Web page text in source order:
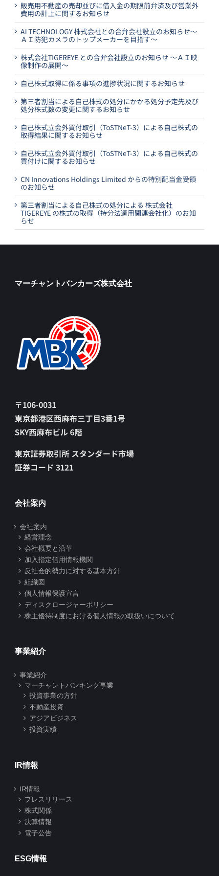
販売用不動産の売却並びに借入金の期限前弁済及び営業外
費用の計上に関するお知らせ
AI TECHNOLOGY 株式会社との合弁会社設立のお知らせ～
ＡＩ防犯カメラのトップメーカーを目指す～
株式会社TIGEREYE との合弁会社設立のお知らせ ～ＡＩ映
像制作の展開～
自己株式取得に係る事項の進捗状況に関するお知らせ
第三者割当による自己株式の処分にかかる処分予定先及び
処分株式数の変更に関するお知らせ
自己株式立会外買付取引（ToSTNeT-3）による自己株式の
取得結果に関するお知らせ
自己株式立会外買付取引（ToSTNeT-3）による自己株式の
買付けに関するお知らせ
CN Innovations Holdings Limited からの特別配当金受領
のお知らせ
第三者割当による自己株式の処分による 株式会社
TIGEREYE の株式の取得（持分法適用関連会社化）のお知
らせ
マーチャントバンカーズ株式会社
〒106-0031
東京都港区西麻布三丁目3番1号
SKY西麻布ビル 6階
東京証券取引所 スタンダード市場
証券コード 3121
会社案内
会社案内
経営理念
会社概要と沿革
加入指定信用情報機関
反社会的勢力に対する基本方針
組織図
個人情報保護宣言
ディスクロージャーポリシー
株主優待制度における個人情報の取扱いについて
事業紹介
事業紹介
マーチャントバンキング事業
投資事業の方針
不動産投資
アジアビジネス
投資実績
IR情報
IR情報
プレスリリース
株式関係
決算情報
電子公告
ESG情報